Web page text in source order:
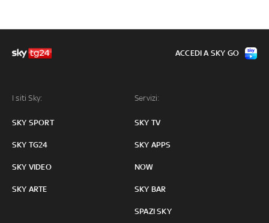
I siti Sky:
SKY SPORT
SKY TG24
SKY VIDEO
SKY ARTE
Servizi:
SKY TV
SKY APPS
NOW
SKY BAR
SPAZI SKY
ACCEDI A SKY GO